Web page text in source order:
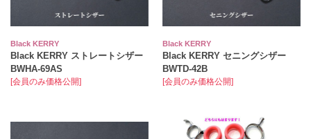
Black KERRY
Black KERRY ストレートシザー
BWHA-69AS
[会員のみ価格公開]
Black KERRY
Black KERRY セニングシザー
BWTD-42B
[会員のみ価格公開]